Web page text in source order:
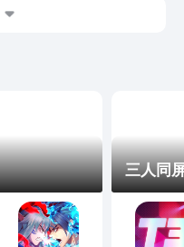
三人同